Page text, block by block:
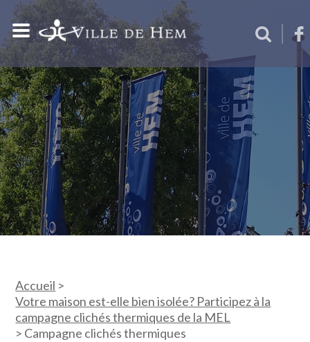
Accueil >
Votre maison est-elle bien isolée? Participez à la
campagne clichés thermiques de la MEL
> Campagne clichés thermiques